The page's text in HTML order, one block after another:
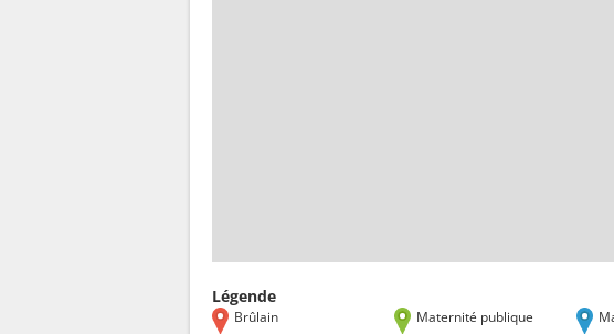
Légende
Brûlain Maternité publique